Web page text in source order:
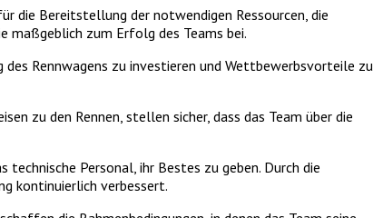
die Bereitstellung der notwendigen Ressourcen, die
maßgeblich zum Erfolg des Teams bei.
Rennwagens zu investieren und Wettbewerbsvorteile zu
zu den Rennen, stellen sicher, dass das Team über die
Personal, ihr Bestes zu geben. Durch die
kontinuierlich verbessert.